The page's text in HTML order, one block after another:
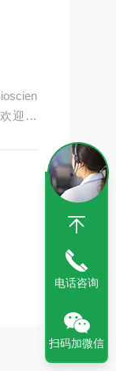
迎咨
电话咨询
扫码加微信